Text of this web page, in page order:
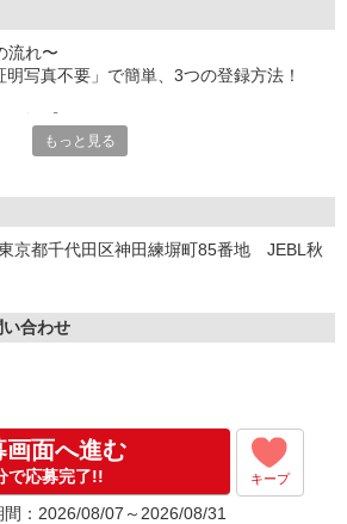
流れ〜
写真不要」で簡単、3つの登録方法！
録OK
分）】
の中から、あなたにピッタリのお仕事を
で気になる事はしっかりチェック！
勤務も可能です！
もっと見る
京都千代田区神田練塀町85番地 JEBL秋
合わせ
画面へ進む
で応募完了!! キープ
間：2026/08/07～2026/08/31